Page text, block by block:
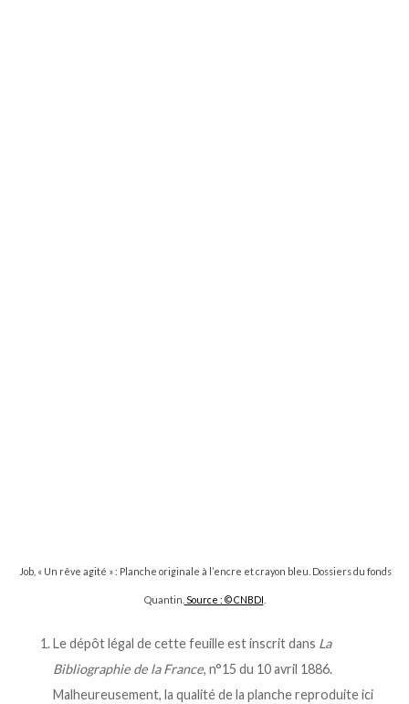
Job, « Un rêve agité » : Planche originale à l’encre et crayon bleu. Dossiers du fonds
Quantin. Source : © CNBDI
Le dépôt légal de cette feuille est inscrit dans La
Bibliographie de la France, n°15 du 10 avril 1886.
Malheureusement, la qualité de la planche reproduite ici